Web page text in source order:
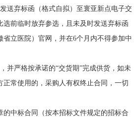
送弃标函（格式自拟）至寰亚新点电子交
前临时放弃参选，且未及时发送弃标函
省立医院）官网，并在6个月内不得参加中
并严格按承诺的“交货期”完成供货，如未
常使用的，采购人有权终止合同，一切
的中标合同（按本招标文件规定的招标合